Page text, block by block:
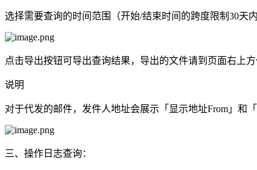
选择需要查询的时间范围（开始/结束时间的跨度限制30天
点击导出按钮可导出查询结果，导出的文件请到页面右上方
说明
对于代发的邮件，发件人地址会展示「显示地址From」和
三、操作日志查询：